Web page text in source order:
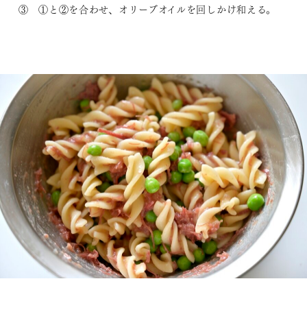
③ ①と②を合わせ、オリーブオイルを回しかけ和える。